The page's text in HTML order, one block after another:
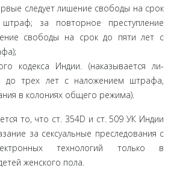
следует лишение свободы на срок
за повторное преступление
свободы на срок до пяти лет с
кодекса Индии. (наказывается ли­
до трех лет с наложением штрафа,
в колониях общего режима).
то, что ст. 354D и ст. 509 УК Индии
за сексуальные пресле­дования с
технологий только в
женского пола.